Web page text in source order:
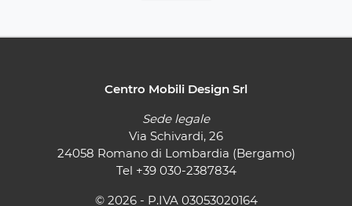
Centro Mobili Design Srl
Sede legale
Via Schivardi, 26
24058 Romano di Lombardia (Bergamo)
Tel +39 030-2387834
© 2026 - P.IVA 03053020164